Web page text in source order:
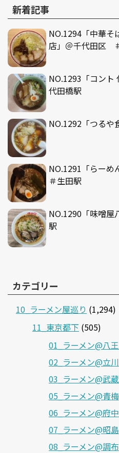
新着記事
NO.1294「中華そ
店」＠千代田区
NO.1293「コン
代田橋駅
NO.1292「つる
NO.1291「らー
＃生田駅
NO.1290「味噌
駅
カテゴリー
10_ラーメン屋巡り (1,294)
11_東京都下 (505)
01_ラーメン@八
02_ラーメン@立川
03_ラーメン@武
05_ラーメン@青梅
06_ラーメン@府中
07_ラーメン@昭島
08_ラーメン@調布